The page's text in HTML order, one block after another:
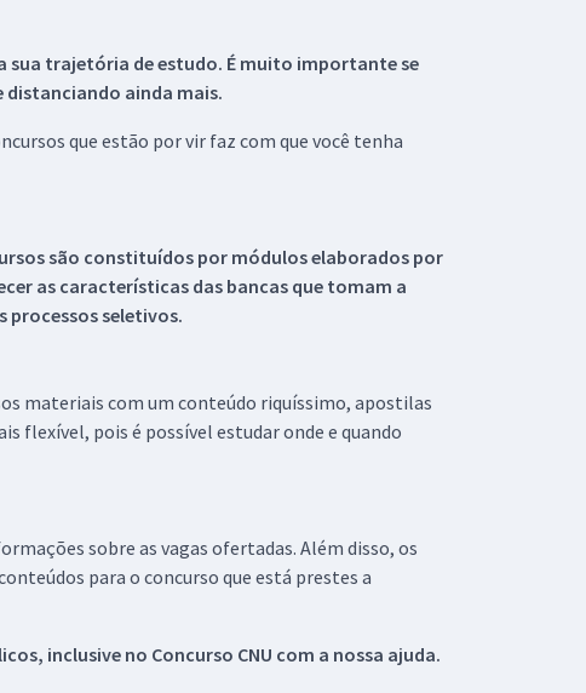
sua trajetória de estudo. É muito importante se
distanciando ainda mais.
que estão por vir faz com que você tenha
são constituídos por módulos elaborados por
as características das bancas que tomam a
seletivos.
materiais com um conteúdo riquíssimo, apostilas
flexível, pois é possível estudar onde e quando
sobre as vagas ofertadas. Além disso, os
para o concurso que está prestes a
inclusive no Concurso CNU com a nossa ajuda.